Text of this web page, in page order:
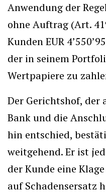
Anwendung der
ohne Auftrag (Art.
Kunden EUR
der in seinem
Wertpapiere zu
Der Gerichtshof, der
Bank und die
hin entschied,
weitgehend. Er ist
der Kunde eine
auf Schadensersatz